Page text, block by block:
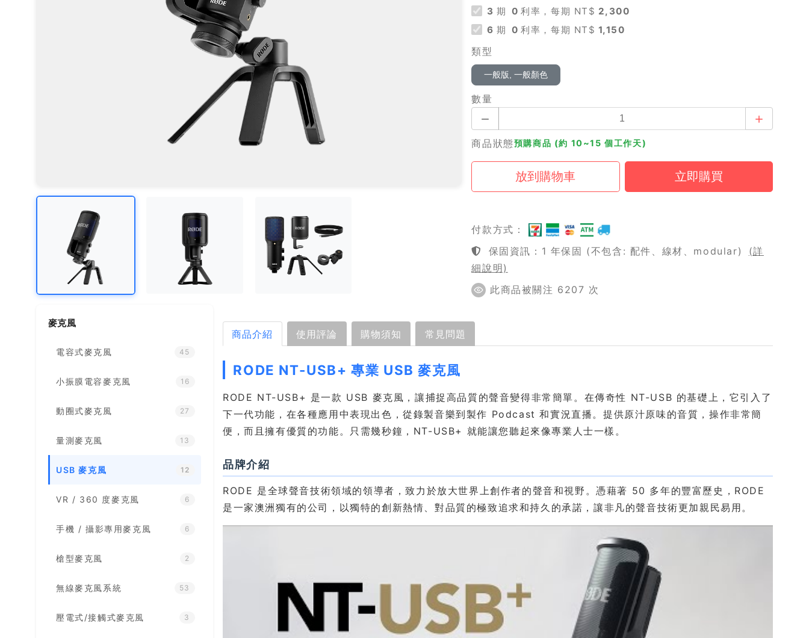
3 期 0 利率，每期 NT$ 2,300
6 期 0 利率，每期 NT$ 1,150
類型
一般版, 一般顏色
數量
商品狀態預購商品 (約 10~15 個工作天)
付款方式：
保固資訊：1 年保固 (不包含: 配件、線材、modular)
(詳
細說明)
此商品被關注 6207 次
麥克風
電容式麥克風 45
小振膜電容麥克風 16
動圈式麥克風 27
量測麥克風 13
USB 麥克風 12
VR / 360 度麥克風 6
手機 / 攝影專用麥克風 6
槍型麥克風 2
無線麥克風系統 53
壓電式/接觸式麥克風 3
商品介紹 使用評論 購物須知 常見問題
RODE NT-USB+ 專業 USB 麥克風
RODE NT-USB+ 是一款 USB 麥克風，讓捕捉高品質的聲音變得非常簡單。在傳奇性 NT-USB 的基礎上，它引入了
下一代功能，在各種應用中表現出色，從錄製音樂到製作 Podcast 和實況直播。提供原汁原味的音質，操作非常簡
便，而且擁有優質的功能。只需幾秒鐘，NT-USB+ 就能讓您聽起來像專業人士一樣。
品牌介紹
RODE 是全球聲音技術領域的領導者，致力於放大世界上創作者的聲音和視野。憑藉著 50 多年的豐富歷史，RODE
是一家澳洲獨有的公司，以獨特的創新熱情、對品質的極致追求和持久的承諾，讓非凡的聲音技術更加親民易用。